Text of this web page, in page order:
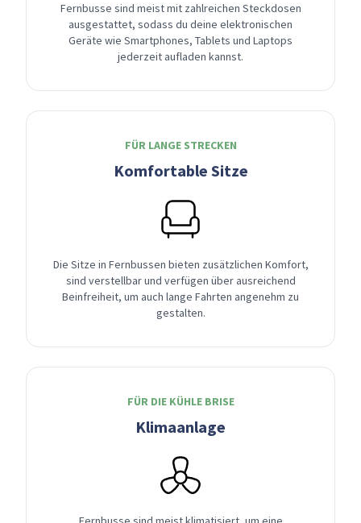
Fernbusse sind meist mit zahlreichen Steckdosen
ausgestattet, sodass du deine elektronischen
Geräte wie Smartphones, Tablets und Laptops
jederzeit aufladen kannst.
FÜR LANGE STRECKEN
Komfortable Sitze
Die Sitze in Fernbussen bieten zusätzlichen Komfort,
sind verstellbar und verfügen über ausreichend
Beinfreiheit, um auch lange Fahrten angenehm zu
gestalten.
FÜR DIE KÜHLE BRISE
Klimaanlage